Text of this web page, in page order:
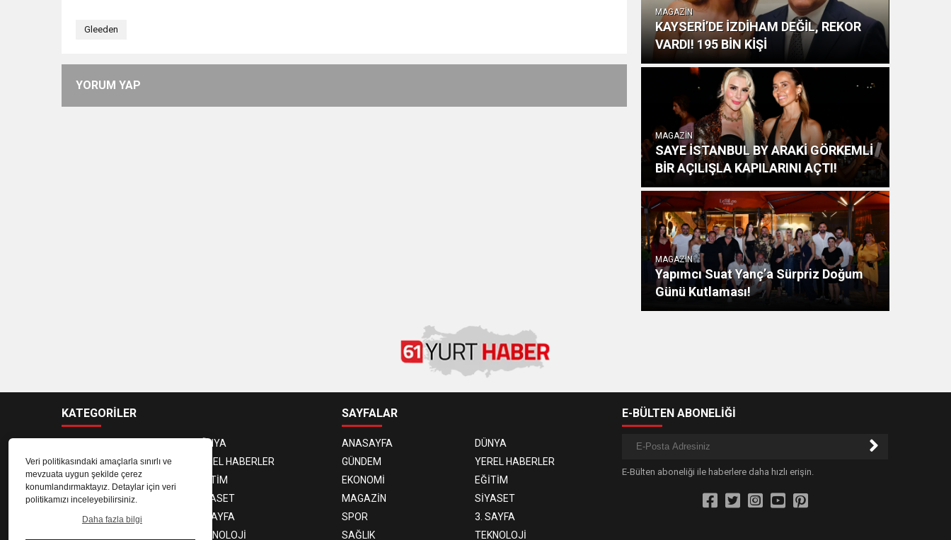
Veri politikasındaki amaçlarla sınırlı ve
mevzuata uygun şekilde çerez
konumlandırmaktayız. Detaylar için veri
politikamızı inceleyebilirsiniz.
Daha fazla bilgi
Gleeden
YORUM YAP
MAGAZİN
KAYSERİ’DE İZDİHAM DEĞİL, REKOR
VARDI! 195 BİN KİŞİ
MAGAZİN
SAYE İSTANBUL BY ARAKİ GÖRKEMLİ
BİR AÇILIŞLA KAPILARINI AÇTI!
MAGAZİN
Yapımcı Suat Yanç’a Sürpriz Doğum
Günü Kutlaması!
KATEGORİLER
DÜNYA
GÜNDEM
YEREL HABERLER
EKONOMİ
EĞİTİM
MAGAZİN
SİYASET
SPOR
3. SAYFA
TEKNOLOJİ
SAYFALAR
ANASAYFA
DÜNYA
GÜNDEM
YEREL HABERLER
EKONOMİ
EĞİTİM
MAGAZİN
SİYASET
SPOR
3. SAYFA
SAĞLIK
TEKNOLOJİ
E-BÜLTEN ABONELİĞİ
E-Bülten aboneliği ile haberlere daha hızlı erişin.